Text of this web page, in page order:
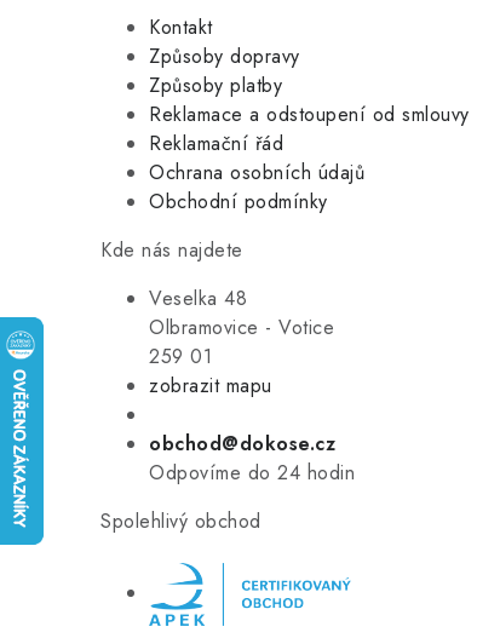
Kontakt
Způsoby dopravy
Způsoby platby
Reklamace a odstoupení od smlouvy
Reklamační řád
Ochrana osobních údajů
Obchodní podmínky
Kde nás najdete
Veselka 48
Olbramovice - Votice
259 01
zobrazit mapu
obchod@dokose.cz
Odpovíme do 24 hodin
Spolehlivý obchod